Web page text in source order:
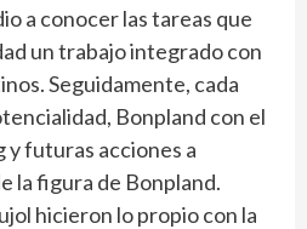
a conocer las tareas que
un trabajo integrado con
Seguidamente, cada
Bonpland con el
y futuras acciones a
la figura de Bonpland.
hicieron lo propio con la